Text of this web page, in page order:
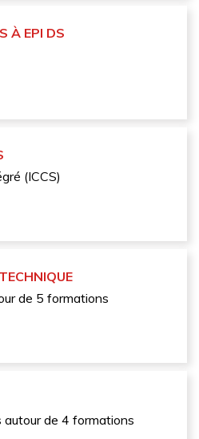
À EPI DS
(ICCS)
de 5 formations
autour de 4 formations